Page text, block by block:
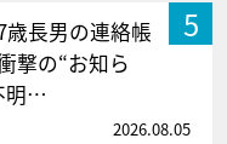
5
歳長男の連絡帳
撃の“お知ら
明…
2026.08.05